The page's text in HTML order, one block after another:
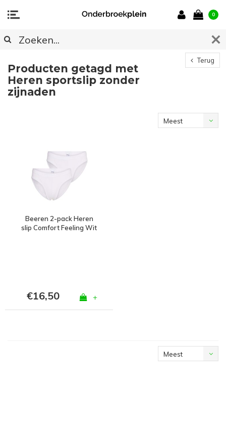
0
Terug
Producten getagd met
Heren sportslip zonder
zijnaden
Meest
Beeren 2-pack Heren
slip Comfort Feeling Wit
€16,50 +
Meest